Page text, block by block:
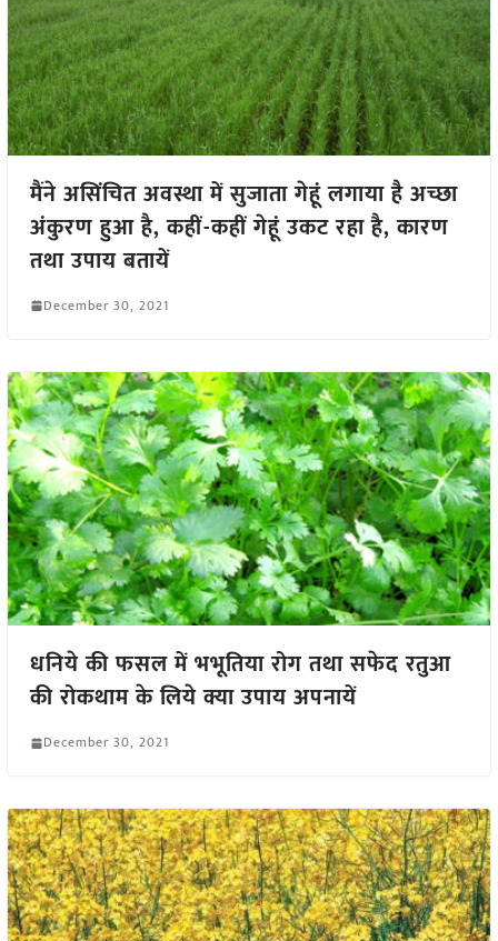
मैंने असिंचित अवस्था में सुजाता गेहूं लगाया है अच्छा
अंकुरण हुआ है, कहीं-कहीं गेहूं उकट रहा है, कारण
तथा उपाय बतायें
December 30, 2021
धनिये की फसल में भभूतिया रोग तथा सफेद रतुआ
की रोकथाम के लिये क्या उपाय अपनायें
December 30, 2021